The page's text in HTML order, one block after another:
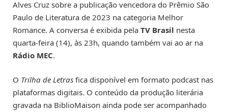
Alves Cruz sobre a publicação vencedora do Prêmio São
Paulo de Literatura de 2023 na categoria Melhor
Romance. A conversa é exibida pela TV Brasil nesta
quarta-feira (14), às 23h, quando também vai ao ar na
Rádio MEC.
O Trilha de Letras fica disponível em formato podcast nas
plataformas digitais. O conteúdo da produção literária
gravada na BiblioMaison ainda pode ser acompanhado